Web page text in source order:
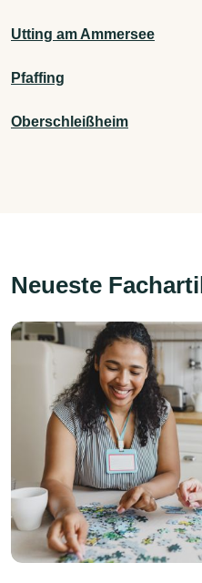
Utting am Ammersee
Pfaffing
Oberschleißheim
Neueste